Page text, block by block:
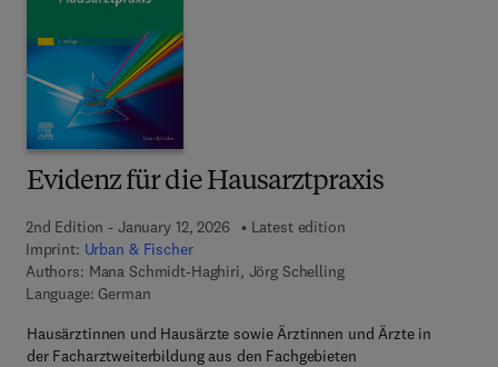
Evidenz für die Hausarztpraxis
2nd Edition - January 12, 2026
Latest edition
Imprint: Urban & Fischer
Authors: Mana Schmidt-Haghiri, Jörg Schelling
Language: German
Hausärztinnen und Hausärzte sowie Ärztinnen und Ärzte in
der Facharztweiterbildung aus den Fachgebieten